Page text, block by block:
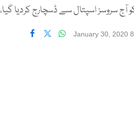
آج سروسز اسپتال سے ڈسچارج کردیا
January 30, 2020